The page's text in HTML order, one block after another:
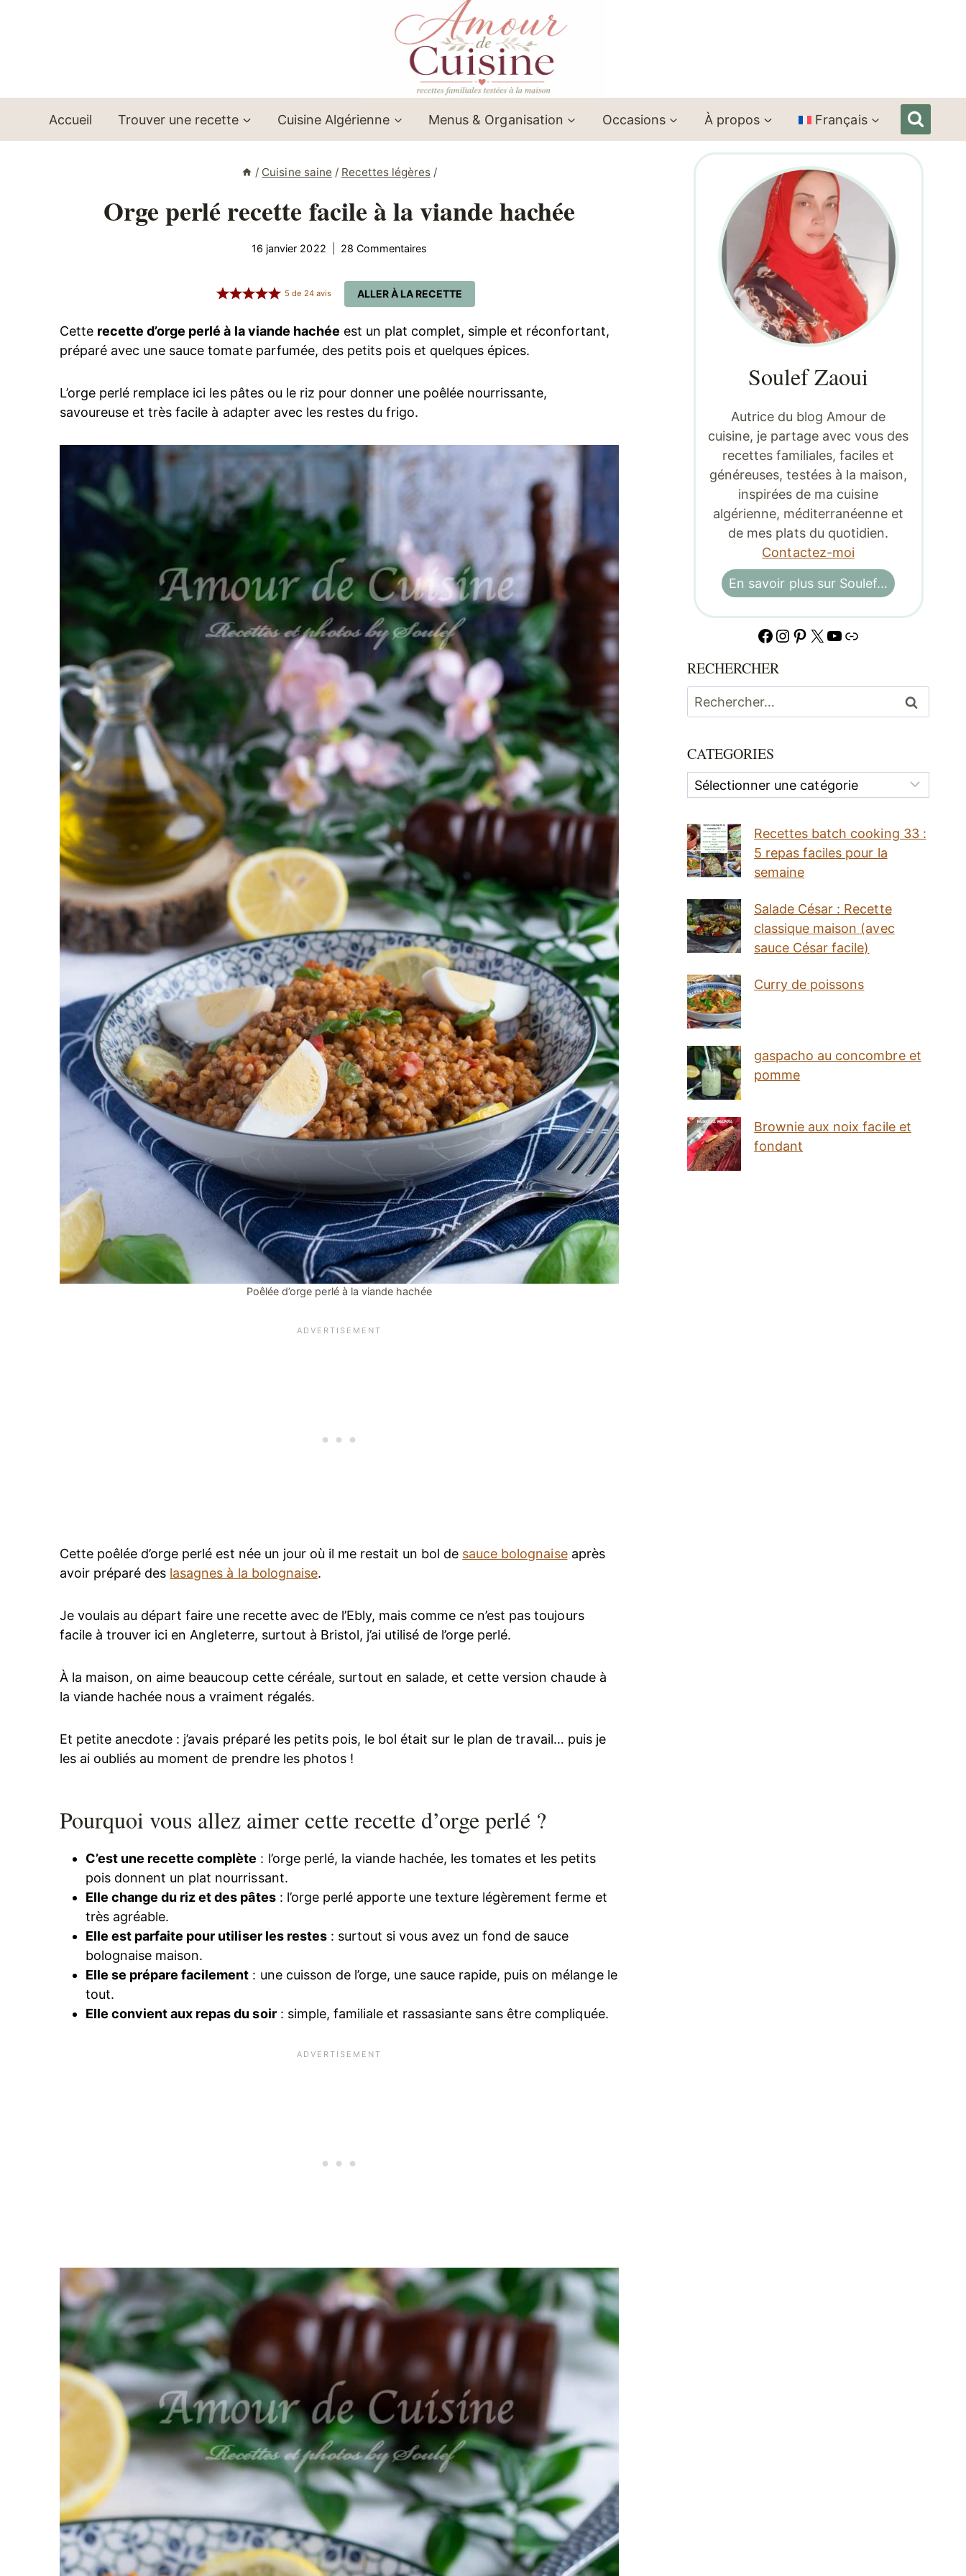
Accueil Trouver une recette Cuisine Algérienne Menus & Organisation Occasions À propos Français
/ Cuisine saine / Recettes légères /
Orge perlé recette facile à la viande hachée
16 janvier 2022 28 Commentaires
ALLER À LA RECETTE
5 de 24avis
Cette recette d’orge perlé à la viande hachée est un plat complet, simple et réconfortant,
préparé avec une sauce tomate parfumée, des petits pois et quelques épices.
L’orge perlé remplace ici les pâtes ou le riz pour donner une poêlée nourrissante,
savoureuse et très facile à adapter avec les restes du frigo.
Poêlée d’orge perlé à la viande hachée
Cette poêlée d’orge perlé est née un jour où il me restait un bol de sauce bolognaiseaprès
avoir préparé des lasagnes à la bolognaise.
Je voulais au départ faire une recette avec de l’Ebly, mais comme ce n’est pas toujours
facile à trouver ici en Angleterre, surtout à Bristol, j’ai utilisé de l’orge perlé.
À la maison, on aime beaucoup cette céréale, surtout en salade, et cette version chaude à
la viande hachée nous a vraiment régalés.
Et petite anecdote : j’avais préparé les petits pois, le bol était sur le plan de travail… puis je
les ai oubliés au moment de prendre les photos !
Pourquoi vous allez aimer cette recette d’orge perlé ?
C’est une recette complète : l’orge perlé, la viande hachée, les tomates et les petits
pois donnent un plat nourrissant.
Elle change du riz et des pâtes: l’orge perlé apporte une texture légèrement ferme et
très agréable.
Elle est parfaite pour utiliser les restes: surtout si vous avez un fond de sauce
bolognaise maison.
Elle se prépare facilement : une cuisson de l’orge, une sauce rapide, puis on mélange le
tout.
Elle convient aux repas du soir: simple, familiale et rassasiante sans être compliquée.
Soulef Zaoui
Autrice du blog Amour de
cuisine, je partage avec vous des
recettes familiales, faciles et
généreuses, testées à la maison,
inspirées de ma cuisine
algérienne, méditerranéenne et
de mes plats du quotidien.
Contactez-moi
En savoir plus sur Soulef…
Facebook
Instagram
Pinterest
X YouTube
Lien
RECHERCHER
Rechercher :
CATEGORIES
Categories
Recettes batch cooking 33 :
5 repas faciles pour la
semaine
Salade César : Recette
classique maison (avec
sauce César facile)
Curry de poissons
gaspacho au concombre et
pomme
Brownie aux noix facile et
fondant